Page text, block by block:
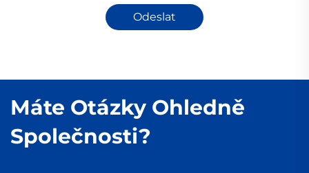
Odeslat
Máte Otázky Ohledně
Společnosti?